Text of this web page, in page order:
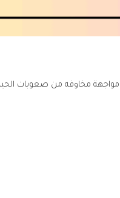
مواجهة مخاوفه من صعوبات